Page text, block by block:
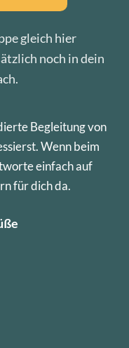
gleich hier
noch in dein
Begleitung von
Wenn beim
einfach auf
für dich da.